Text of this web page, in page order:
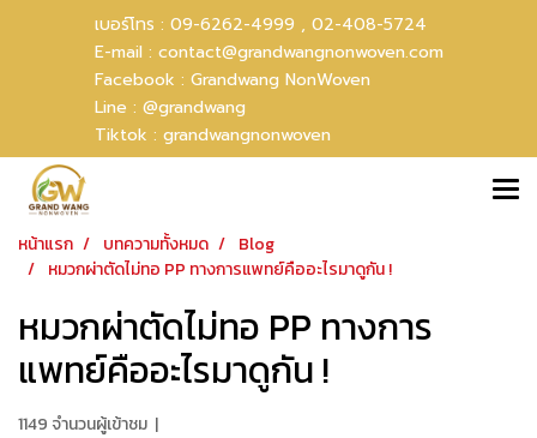
เบอร์โทร : 09-6262-4999 , 02-408-5724
E-mail : contact@grandwangnonwoven.com
Facebook : Grandwang NonWoven
Line : @grandwang
Tiktok : grandwangnonwoven
หน้าแรก บทความทั้งหมด
Blog
หมวกผ่าตัดไม่ทอ PP ทางการแพทย์คืออะไรมาดูกัน !
หมวกผ่าตัดไม่ทอ PP ทางการ
แพทย์คืออะไรมาดูกัน !
1149 จำนวนผู้เข้าชม |